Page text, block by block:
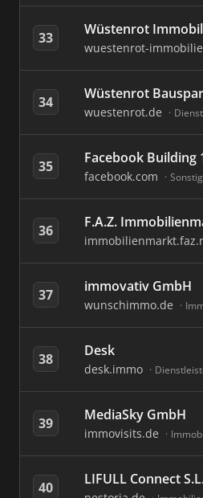
33 Wüstenrot
wuestenrot-
34 Wüstenrot
wuestenrot.de
35 Facebook Building
facebook.com
36 F.A.Z.
37 immovativ GmbH
wunschimmo.de
38 Desk
desk.immo
39 MediaSky GmbH
immovisits.de
40 LIFULL Connect